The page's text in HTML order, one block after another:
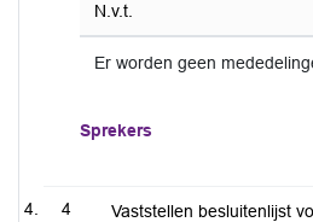
N.v.t.
Er worden geen
Sprekers
4
Vaststellen besluitenlijst